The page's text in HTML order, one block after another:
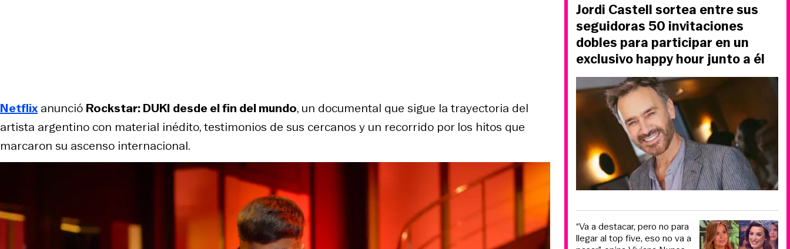
Netflix anunció Rockstar: DUKI desde el fin del mundo, un documental que sigue la trayectoria del
artista argentino con material inédito, testimonios de sus cercanos y un recorrido por los hitos que
marcaron su ascenso internacional.
Jordi Castell sortea entre sus
seguidoras 50 invitaciones
dobles para participar en un
exclusivo happy hour junto a él
“Va a destacar, pero no para
llegar al top five, eso no va a